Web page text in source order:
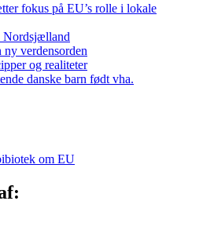
fokus på EU’s rolle i lokale
Nordsjælland
verdensorden
og realiteter
danske barn født vha.
om EU